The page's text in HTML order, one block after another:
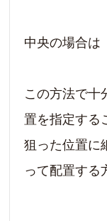
中央の場合は
この方法で十
置を指定する
狙った位置に
って配置する